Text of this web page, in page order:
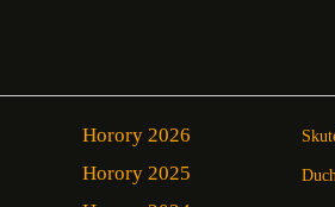
Horory 2026
Horory 2025